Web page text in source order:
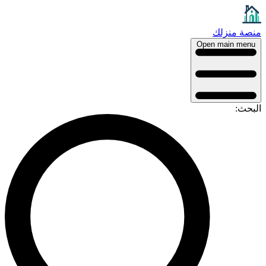
منصة منزلك
Open main menu
البحث: